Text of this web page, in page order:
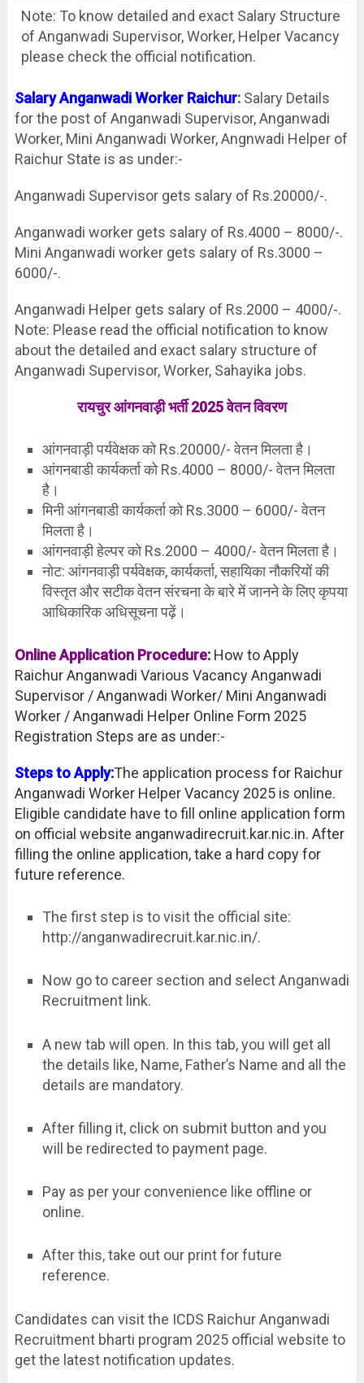
Note: To know detailed and exact Salary Structure
of Anganwadi Supervisor, Worker, Helper Vacancy
please check the official notification.
Salary Anganwadi Worker Raichur:Salary Details
for the post of Anganwadi Supervisor, Anganwadi
Worker, Mini Anganwadi Worker, Angnwadi Helper of
Raichur State is as under:-
Anganwadi Supervisor gets salary of Rs.20000/-.
Anganwadi worker gets salary of Rs.4000 – 8000/-.
Mini Anganwadi worker gets salary of Rs.3000 –
6000/-.
Anganwadi Helper gets salary of Rs.2000 – 4000/-.
Note: Please read the official notification to know
about the detailed and exact salary structure of
Anganwadi Supervisor, Worker, Sahayika jobs.
रायचुर आंगनवाड़ी भर्ती 2025 वेतन विवरण
आंगनवाड़ी पर्यवेक्षक को Rs.20000/- वेतन मिलता है।
आंगनबाडी कार्यकर्ता को Rs.4000 – 8000/- वेतन मिलता
है।
मिनी आंगनबाडी कार्यकर्ता को Rs.3000 – 6000/- वेतन
मिलता है।
आंगनवाड़ी हेल्पर को Rs.2000 – 4000/- वेतन मिलता है।
नोट: आंगनवाड़ी पर्यवेक्षक, कार्यकर्ता, सहायिका नौकरियों की
विस्तृत और सटीक वेतन संरचना के बारे में जानने के लिए कृपया
आधिकारिक अधिसूचना पढ़ें।
Online Application Procedure: How to Apply
Raichur Anganwadi Various Vacancy Anganwadi
Supervisor / Anganwadi Worker/ Mini Anganwadi
Worker / Anganwadi Helper Online Form 2025
Registration Steps are as under:-
Steps to Apply:The application process for Raichur
Anganwadi Worker Helper Vacancy 2025 is online.
Eligible candidate have to fill online application form
on official website anganwadirecruit.kar.nic.in. After
filling the online application, take a hard copy for
future reference.
The first step is to visit the official site:
http://anganwadirecruit.kar.nic.in/.
Now go to career section and select Anganwadi
Recruitment link.
A new tab will open. In this tab, you will get all
the details like, Name, Father’s Name and all the
details are mandatory.
After filling it, click on submit button and you
will be redirected to payment page.
Pay as per your convenience like offline or
online.
After this, take out our print for future
reference.
Candidates can visit the ICDS Raichur Anganwadi
Recruitment bharti program 2025 official website to
get the latest notification updates.